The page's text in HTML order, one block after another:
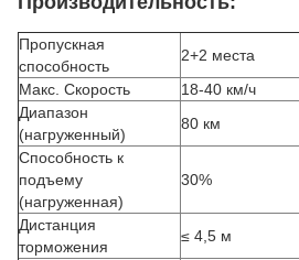
Пропускная
способность
2+2 места
Макс. Скорость
18-40 км/ч
Диапазон
(нагруженный)
80 км
Способность к
подъему
(нагруженная)
30%
Дистанция
торможения
≤ 4,5 м